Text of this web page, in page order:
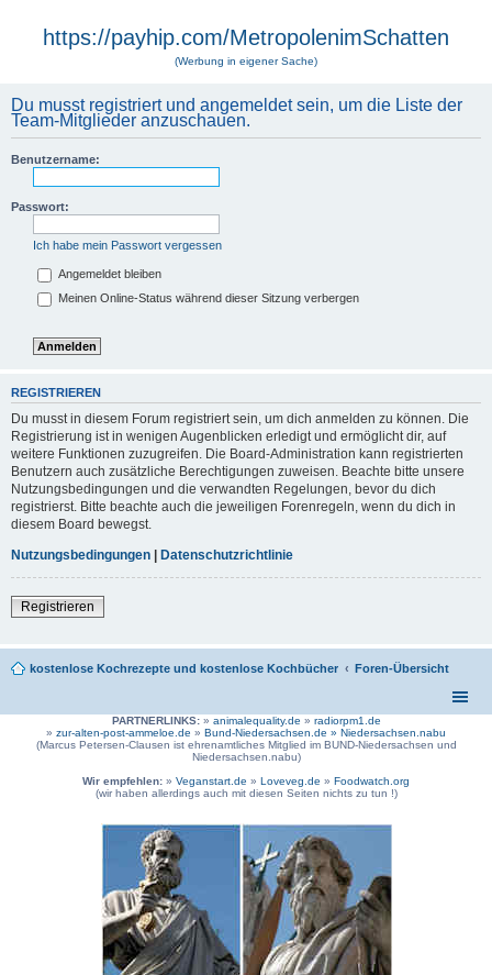
https://payhip.com/MetropolenimSchatten
(Werbung in eigener Sache)
Du musst registriert und angemeldet sein, um die Liste der
Team-Mitglieder anzuschauen.
Benutzername:
Passwort:
Ich habe mein Passwort vergessen
Angemeldet bleiben
Meinen Online-Status während dieser Sitzung verbergen
REGISTRIEREN
Du musst in diesem Forum registriert sein, um dich anmelden zu können. Die
Registrierung ist in wenigen Augenblicken erledigt und ermöglicht dir, auf
weitere Funktionen zuzugreifen. Die Board-Administration kann registrierten
Benutzern auch zusätzliche Berechtigungen zuweisen. Beachte bitte unsere
Nutzungsbedingungen und die verwandten Regelungen, bevor du dich
registrierst. Bitte beachte auch die jeweiligen Forenregeln, wenn du dich in
diesem Board bewegst.
Nutzungsbedingungen | Datenschutzrichtlinie
Registrieren
kostenlose Kochrezepte und kostenlose Kochbücher Foren-Übersicht
PARTNERLINKS:» animalequality.de » radiorpm1.de
» zur-alten-post-ammeloe.de » Bund-Niedersachsen.de » Niedersachsen.nabu
(Marcus Petersen-Clausen ist ehrenamtliches Mitglied im BUND-Niedersachsen und
Niedersachsen.nabu)
Wir empfehlen: » Veganstart.de » Loveveg.de » Foodwatch.org
(wir haben allerdings auch mit diesen Seiten nichts zu tun !)